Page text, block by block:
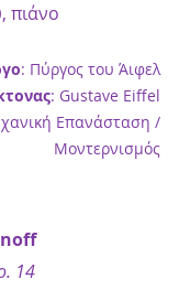
πιάνο​
: Πύργος του Άιφελ
: Gustave Eiffel
Επανάσταση /
Μοντερνισμός
14